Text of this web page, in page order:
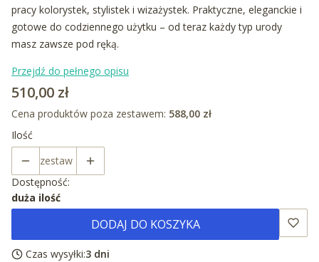
pracy kolorystek, stylistek i wizażystek. Praktyczne, eleganckie i
gotowe do codziennego użytku – od teraz każdy typ urody
masz zawsze pod ręką.
Przejdź do pełnego opisu
Cena
510,00 zł
Cena produktów poza zestawem: 588,00 zł
Ilość
zestaw
Dostępność:
duża ilość
DODAJ DO KOSZYKA
Czas wysyłki:3 dni